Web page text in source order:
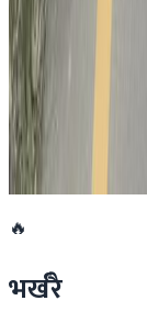
केन्द्रमा
🔥
भर्खरै